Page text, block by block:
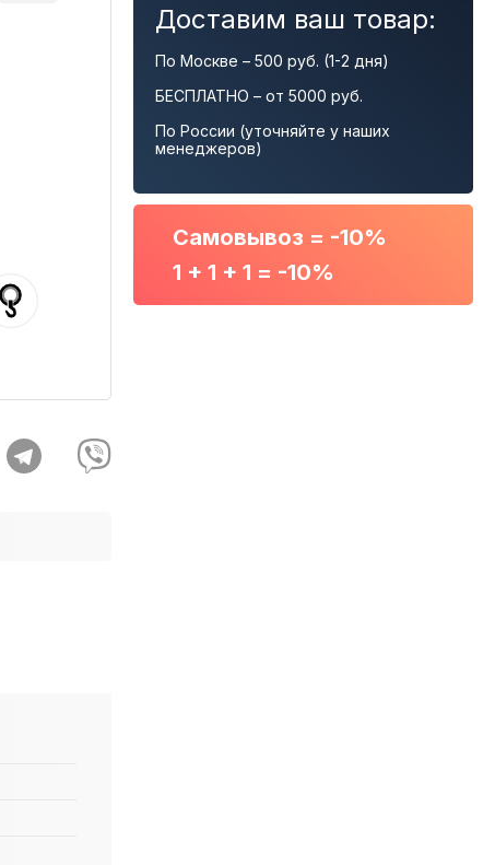
Доставим ваш товар:
По Москве – 500 руб. (1-2 дня)
БЕСПЛАТНО – от 5000 руб.
По России (уточняйте у наших
менеджеров)
Самовывоз = -10%
1 + 1 + 1 = -10%